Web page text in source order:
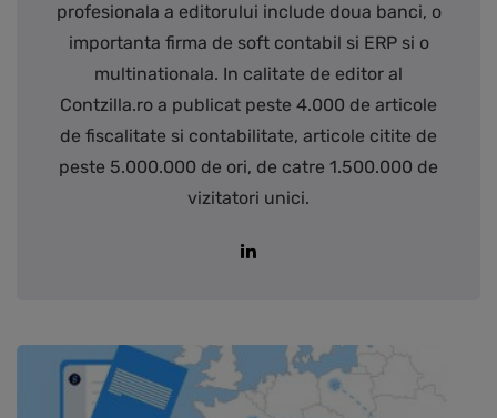
profesionala a editorului include doua banci, o
importanta firma de soft contabil si ERP si o
multinationala. In calitate de editor al
Contzilla.ro a publicat peste 4.000 de articole
de fiscalitate si contabilitate, articole citite de
peste 5.000.000 de ori, de catre 1.500.000 de
vizitatori unici.